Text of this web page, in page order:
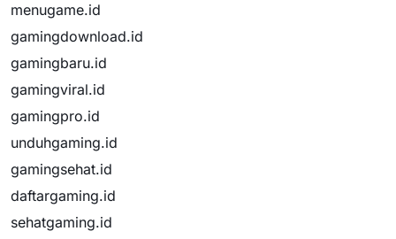
menugame.id
gamingdownload.id
gamingbaru.id
gamingviral.id
gamingpro.id
unduhgaming.id
gamingsehat.id
daftargaming.id
sehatgaming.id